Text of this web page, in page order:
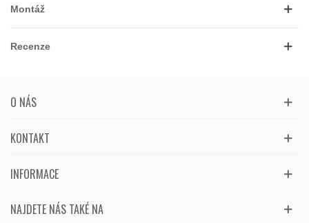
Montáž
Recenze
O NÁS
KONTAKT
NAJDETE NÁS TAKÉ NA
INFORMACE